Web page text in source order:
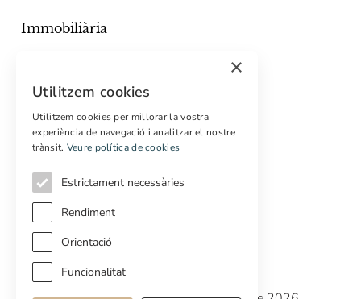
Immobiliària
Pressupost gratuït de rehabilitació
Serveis
Compradors internacionals
Propietats off-market
×
Utilitzem cookies
Utilitzem cookies per millorar la vostra
experiència de navegació i analitzar el nostre
trànsit. Veure política de cookies
Estrictament necessàries
Rendiment
Orientació
Funcionalitat